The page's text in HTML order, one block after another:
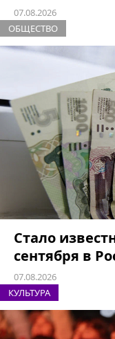
07.08.2026
ОБЩЕСТВО
Стало
сентября в
07.08.2026
КУЛЬТУРА